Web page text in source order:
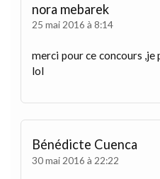
nora mebarek
25 mai 2016 à 8:14
merci pour ce concours
lol
Bénédicte Cuenca
30 mai 2016 à 22:22